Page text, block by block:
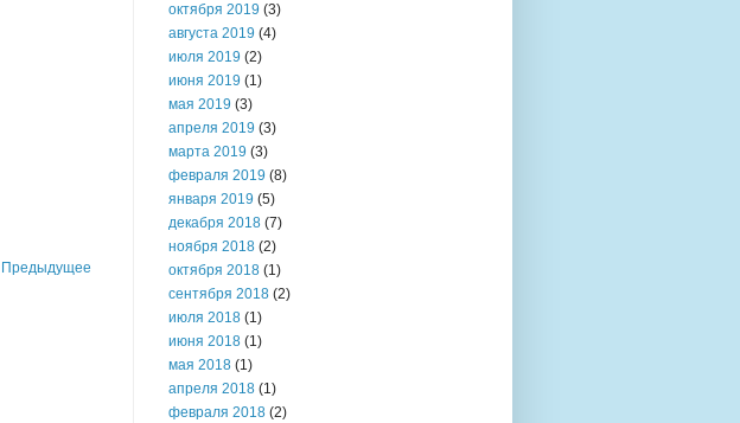
Предыдущее
октября 2019 (3)
августа 2019 (4)
июля 2019 (2)
июня 2019 (1)
мая 2019 (3)
апреля 2019 (3)
марта 2019 (3)
февраля 2019 (8)
января 2019 (5)
декабря 2018 (7)
ноября 2018 (2)
октября 2018 (1)
сентября 2018 (2)
июля 2018 (1)
июня 2018 (1)
мая 2018 (1)
апреля 2018 (1)
февраля 2018 (2)